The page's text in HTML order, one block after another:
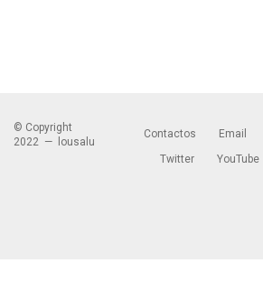
Contactos Email
Twitter
YouTube
© Copyright
2022 —
lousalu